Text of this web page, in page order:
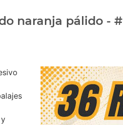
naranja pálido -